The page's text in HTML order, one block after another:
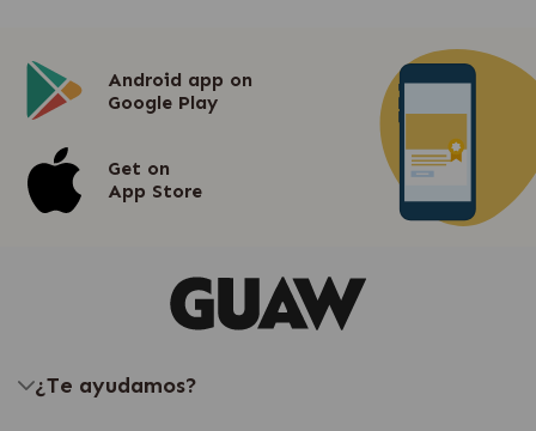
Android app on
Google Play
Get on
App Store
¿Te ayudamos?